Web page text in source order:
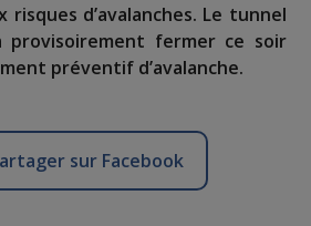
risques d’avalanches. Le tunnel
provisoirement fermer ce soir
préventif d’avalanche.
sur Facebook